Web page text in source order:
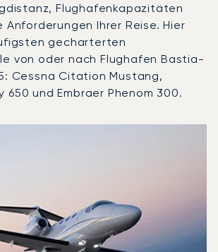
Flughafenkapazitäten
Anforderungen Ihrer Reise. Hier
gecharterten
von oder nach Flughafen Bastia-
Cessna Citation Mustang,
650 und Embraer Phenom 300.